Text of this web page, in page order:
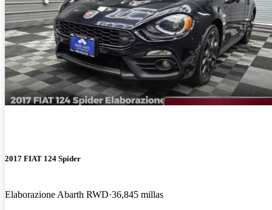
2017 FIAT 124 Spider
Elaborazione Abarth RWD 36,845 millas